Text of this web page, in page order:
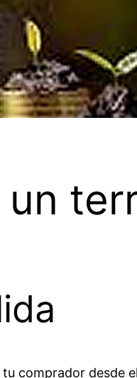
comprador desde